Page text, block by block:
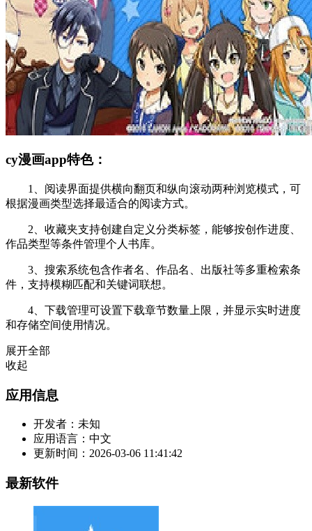
cy漫画app特色：
1、阅读界面提供横向翻页和纵向滚动两种浏览模式，可
根据漫画类型选择最适合的阅读方式。
2、收藏夹支持创建自定义分类标签，能够按创作进度、
作品类型等条件管理个人书库。
3、搜索系统包含作者名、作品名、出版社等多重检索条
件，支持模糊匹配和关键词联想。
4、下载管理可设置下载章节数量上限，并显示实时进度
和存储空间使用情况。
展开全部
收起
应用信息
开发者： 未知
应用语言： 中文
更新时间： 2026-03-06 11:41:42
最新软件